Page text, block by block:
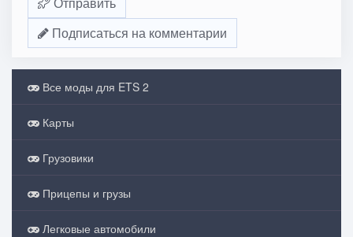
Подписаться на комментарии
Все моды для ETS 2
Карты
Грузовики
Прицепы и грузы
Легковые автомобили